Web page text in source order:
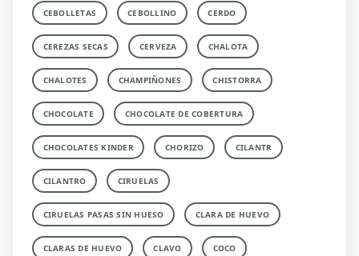
CEBOLLETAS CEBOLLINO CERDO
CEREZAS SECAS CERVEZA CHALOTA
CHALOTES CHAMPIÑONES CHISTORRA
CHOCOLATE CHOCOLATE DE COBERTURA
CHOCOLATES KINDER CHORIZO CILANTR
CILANTRO CIRUELAS
CIRUELAS PASAS SIN HUESO CLARA DE HUEVO
CLARAS DE HUEVO CLAVO COCO